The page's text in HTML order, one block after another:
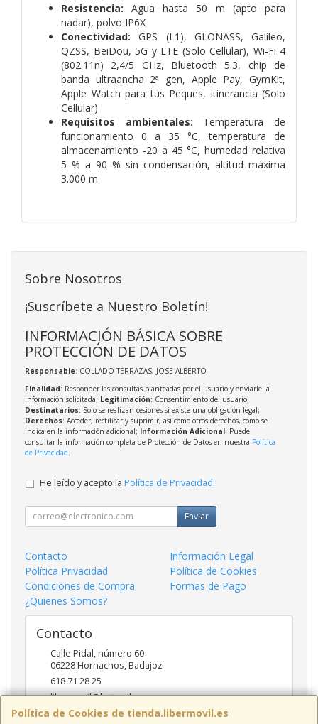
Resistencia: Agua hasta 50 m (apto para
nadar), polvo IP6X
Conectividad: GPS (L1), GLONASS, Galileo,
QZSS, BeiDou, 5G y LTE (Solo Cellular), Wi-Fi 4
(802.11n) 2,4/5 GHz, Bluetooth 5.3, chip de
banda ultraancha 2ª gen, Apple Pay, GymKit,
Apple Watch para tus Peques, itinerancia (Solo
Cellular)
Requisitos ambientales: Temperatura de
funcionamiento 0 a 35 °C, temperatura de
almacenamiento -20 a 45 °C, humedad relativa
5 % a 90 % sin condensación, altitud máxima
3.000 m
Política de Cookies de tienda.libermovil.es
Sobre Nosotros
¡Suscríbete a Nuestro Boletín!
INFORMACIÓN BÁSICA SOBRE
PROTECCIÓN DE DATOS
Responsable: COLLADO TERRAZAS, JOSE ALBERTO
Finalidad: Responder las consultas planteadas por el usuario y enviarle la
información solicitada; Legitimación: Consentimiento del usuario;
Destinatarios: Solo se realizan cesiones si existe una obligación legal;
Derechos: Acceder, rectificar y suprimir, así como otros derechos, como se
indica en la información adicional; Información Adicional: Puede
consultar la información completa de Protección de Datos en nuestra Política
de Privacidad
He leído y acepto la Política de Privacidad.
Enviar
Contacto
Información Legal
Política Privacidad
Política de Cookies
Condiciones de Compra
Formas de Pago
¿Quienes Somos?
Contacto
Calle Pidal, número 60
06228Hornachos,Badajoz
618 71 28 25
libermovil@hotmail.com